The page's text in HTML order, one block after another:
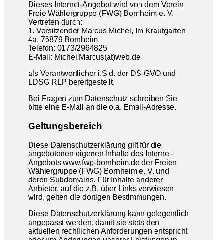
Dieses Internet-Angebot wird von dem Verein
Freie Wählergruppe (FWG) Bornheim e. V.
Vertreten durch:
1. Vorsitzender Marcus Michel, Im Krautgarten
4a, 76879 Bornheim
Telefon: 0173/2964825
E-Mail: Michel.Marcus(at)web.de
als Verantwortlicher i.S.d. der DS-GVO und
LDSG RLP bereitgestellt.
Bei Fragen zum Datenschutz schreiben Sie
bitte eine E-Mail an die o.a. Email-Adresse.
Geltungsbereich
Diese Datenschutzerklärung gilt für die
angebotenen eigenen Inhalte des Internet-
Angebots www.fwg-bornheim.de der Freien
Wählergruppe (FWG) Bornheim e. V. und
deren Subdomains. Für Inhalte anderer
Anbieter, auf die z.B. über Links verwiesen
wird, gelten die dortigen Bestimmungen.
Diese Datenschutzerklärung kann gelegentlich
angepasst werden, damit sie stets den
aktuellen rechtlichen Anforderungen entspricht